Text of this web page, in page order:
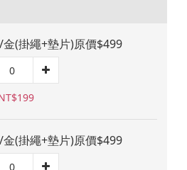
(掛繩+墊片)原價$499
(掛繩+墊片)原價$499